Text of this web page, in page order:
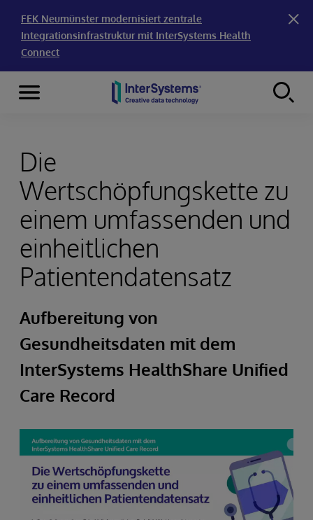
FEK Neumünster modernisiert zentrale
Integrationsinfrastruktur mit InterSystems Health
Connect
Skip to content
Menu
Die
Wertschöpfungskette zu
einem umfassenden und
einheitlichen
Patientendatensatz
Aufbereitung von
Gesundheitsdaten mit dem
InterSystems HealthShare Unified
Care Record